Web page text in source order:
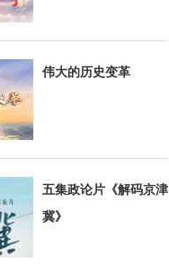
伟大的历史变革
五集政论片《解码京津
冀》